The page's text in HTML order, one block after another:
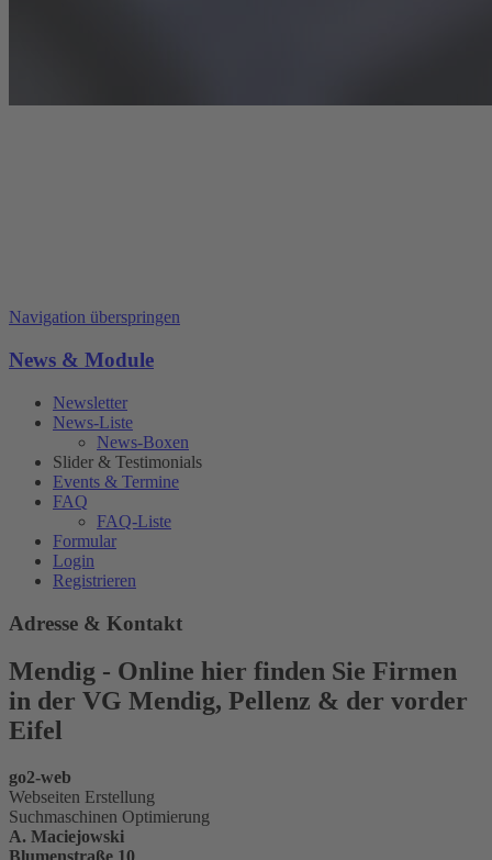
Navigation überspringen
News & Module
Newsletter
News-Liste
News-Boxen
Slider & Testimonials
Events & Termine
FAQ
FAQ-Liste
Formular
Login
Registrieren
Adresse & Kontakt
Mendig - Online hier finden Sie Firmen
in der VG Mendig, Pellenz & der vorder
Eifel
go2-web
Webseiten Erstellung
Suchmaschinen Optimierung
A. Maciejowski